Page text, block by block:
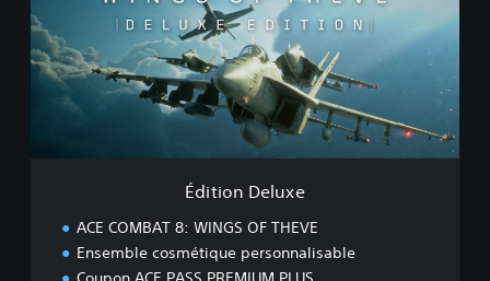
i
o
n
D
x
Édition Deluxe
ACE COMBAT 8: WINGS OF THEVE
Ensemble cosmétique personnalisable